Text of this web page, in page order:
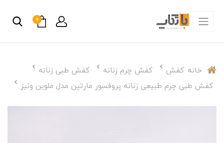
0
خانه کفش کفش چرم زنانه
کفش طبی زنانه
کفش طبی چرم طبیعی زنانه پروفسور مارتین مدل ملوین ونیز